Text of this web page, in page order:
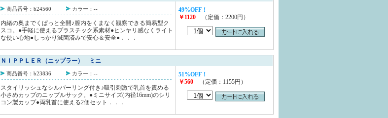
商品番号：b24560 カラー：--
内緒の奥までくぱっと全開♪膣内をくまなく観察できる簡易型ク
スコ。●手軽に使えるプラスチック系素材●ヒンヤリ感なくライト
な使い心地●しっかり滅菌済みで安心＆安全●．．．
49%OFF！
￥1120 （定価：2200円）
ＮＩＰＰＬＥＲ（ニップラー） ミニ
商品番号：b23836 カラー：--
スタイリッシュなシルバーリング付き♪吸引刺激で乳首を責める
小さめカップのニップルサック。●ミニサイズ(内径16mm)のシリ
コン製カップ●両乳首に使える2個セット．．．
51%OFF！
￥560 （定価：1155円）